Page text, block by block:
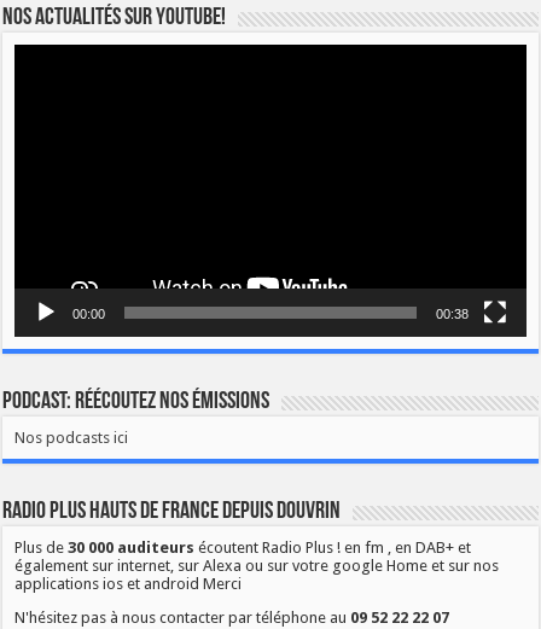
Nos actualités sur YOUTUBE!
00:00 00:38
Podcast: Réécoutez nos émissions
Nos podcasts ici
Radio Plus Hauts de France depuis Douvrin
Plus de30 000 auditeurs écoutent Radio Plus ! en fm , en DAB+ et
également sur internet, sur Alexa ou sur votre google Home et sur nos
applications ios et android Merci
N'hésitez pas à nous contacter par téléphone au 09 52 22 22 07